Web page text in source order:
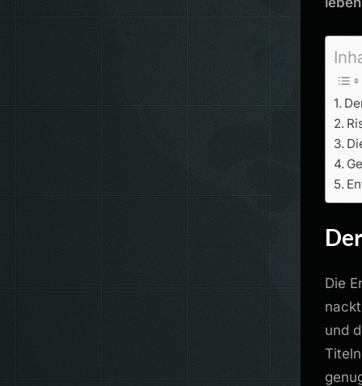
Die
und